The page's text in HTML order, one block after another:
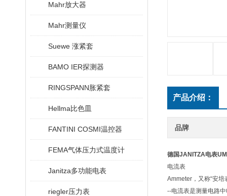
Mahr放大器
Mahr测量仪
Suewe 涨紧套
BAMO IER探测器
RINGSPANN胀紧套
Hellma比色皿
FANTINI COSMI温控器
FEMA气体压力式温度计
Janitza多功能电表
riegler压力表
产品介绍：
品牌
德国JANITZA电表
电流表
Ammeter，又称“安培
--电流表是测量电路